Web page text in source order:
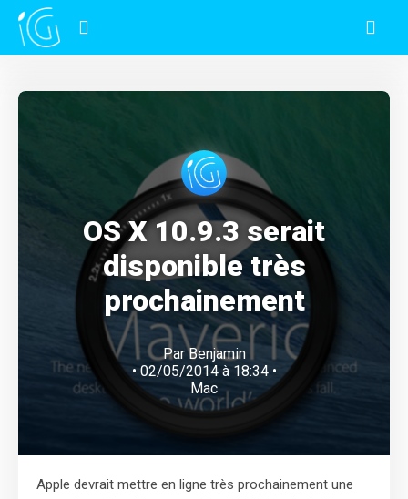
OS X 10.9.3 serait
disponible très
prochainement
ParBenjamin
• 02/05/2014 à 18:34 •
Mac
Apple devrait mettre en ligne très prochainement une